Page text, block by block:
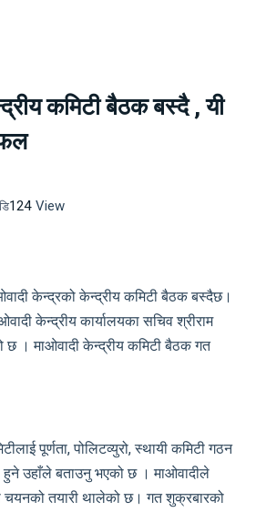
कमिटी बैठक बस्दै , यी
124 View
केन्द्रको केन्द्रीय कमिटी बैठक बस्दैछ।
केन्द्रीय कार्यालयका सचिव श्रीराम
छ । माओवादी केन्द्रीय कमिटी बैठक गत
पूर्णता, पोलिटव्युरो, स्थायी कमिटी गठन
उहाँले बताउनु भएको छ । माओवादीले
चयनको तयारी थालेको छ। गत शुक्रबारको